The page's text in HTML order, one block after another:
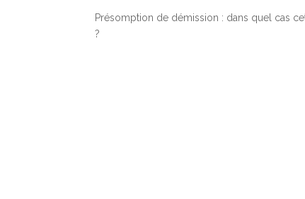
Présomption de démission : dans quel cas
?